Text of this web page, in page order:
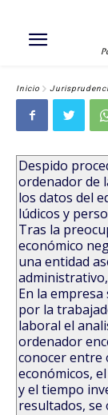
Inicio
Despido
ordenador de
los datos del
lúdicos y
Tras la
económico
una entidad
En la
por la
laboral el
ordenador
conocer entre
económicos,
y el tiempo
resultados,